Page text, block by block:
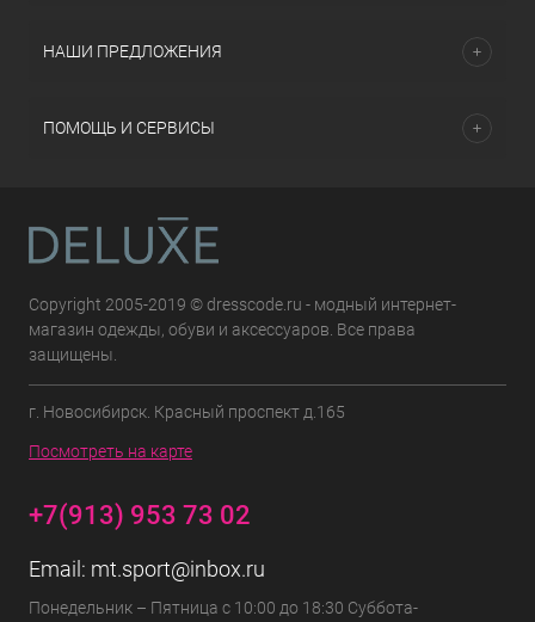
НАШИ ПРЕДЛОЖЕНИЯ
ПОМОЩЬ И СЕРВИСЫ
Copyright 2005-2019 © dresscode.ru - модный интернет-
магазин одежды, обуви и аксессуаров. Все права
защищены.
г. Новосибирск. Красный проспект д.165
Посмотреть на карте
+7(913) 953 73 02
Email: mt.sport@inbox.ru
Понедельник – Пятница с 10:00 до 18:30 Суббота-